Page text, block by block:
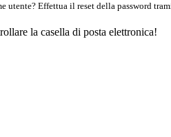
utente? Effettua il reset della password
la casella di posta elettronica!